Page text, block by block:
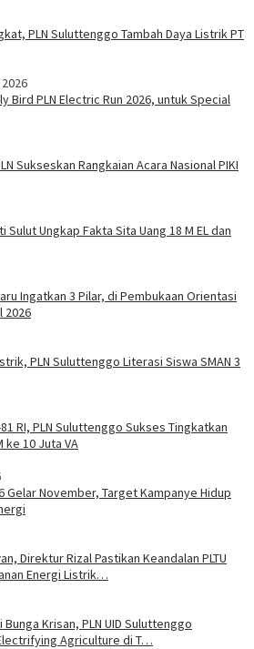
PLN Suluttenggo Tambah Daya Listrik PT
Bird PLN Electric Run 2026, untuk Special
Sukseskan Rangkaian Acara Nasional PIKI
Sulut Ungkap Fakta Sita Uang 18 M EL dan
Ingatkan 3 Pilar, di Pembukaan Orientasi
2026
PLN Suluttenggo Literasi Siswa SMAN 3
RI, PLN Suluttenggo Sukses Tingkatkan
ke 10 Juta VA
Gelar November, Target Kampanye Hidup
Direktur Rizal Pastikan Keandalan PLTU
Energi Listrik…
Krisan, PLN UID Suluttenggo
Agriculture di T…